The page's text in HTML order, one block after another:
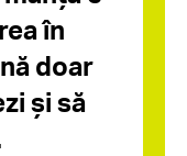
în
doar
și să